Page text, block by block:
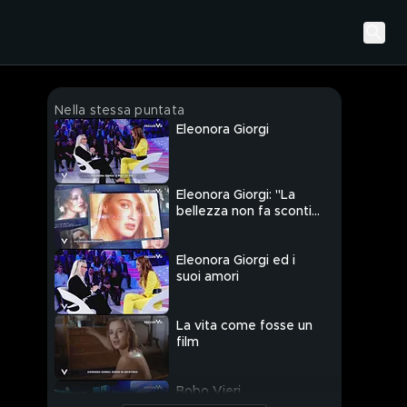
Nella stessa puntata
Eleonora Giorgi
Eleonora Giorgi: "La
bellezza non fa sconti
Eleonora Giorgi ed i
suoi amori
La vita come fosse un
film
Bobo Vieri